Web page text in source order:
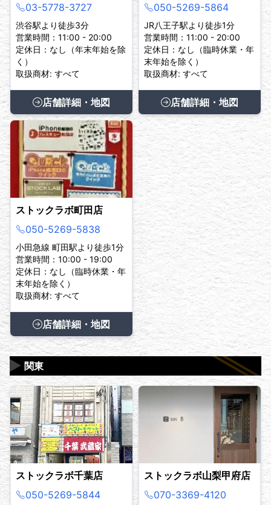
03-5778-3727
渋谷駅より徒歩3分
営業時間：11:00 - 20:00
定休日：なし（年末年始を除
く）
取扱商材: すべて
店舗詳細・地図
050-5269-5864
JR八王子駅より徒歩1分
営業時間：11:00 - 20:00
定休日：なし（臨時休業・年
末年始を除く）
取扱商材: すべて
店舗詳細・地図
ストックラボ町田店
050-5269-5838
小田急線 町田駅より徒歩1分
営業時間：10:00 - 19:00
定休日：なし（臨時休業・年
末年始を除く）
取扱商材: すべて
店舗詳細・地図
関東
▶
ストックラボ千葉店
050-5269-5844
ストックラボ山梨甲府店
070-3369-4120